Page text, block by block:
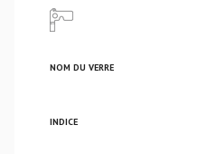
NOM DU VERRE
INDICE